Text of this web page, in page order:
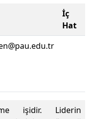
İç
Hat
işidir. Liderin